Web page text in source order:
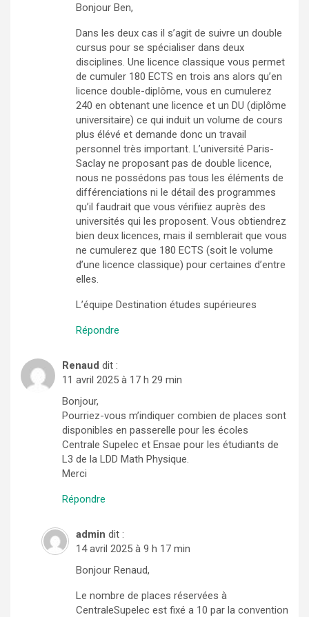
Bonjour Ben,
Dans les deux cas il s’agit de suivre un double
cursus pour se spécialiser dans deux
disciplines. Une licence classique vous permet
de cumuler 180 ECTS en trois ans alors qu’en
licence double-diplôme, vous en cumulerez
240 en obtenant une licence et un DU (diplôme
universitaire) ce qui induit un volume de cours
plus élévé et demande donc un travail
personnel très important. L’université Paris-
Saclay ne proposant pas de double licence,
nous ne possédons pas tous les éléments de
différenciations ni le détail des programmes
qu’il faudrait que vous vérifiiez auprès des
universités qui les proposent. Vous obtiendrez
bien deux licences, mais il semblerait que vous
ne cumulerez que 180 ECTS (soit le volume
d’une licence classique) pour certaines d’entre
elles.
L’équipe Destination études supérieures
Répondre
Renaud dit :
11 avril 2025 à 17 h 29 min
Bonjour,
Pourriez-vous m’indiquer combien de places sont
disponibles en passerelle pour les écoles
Centrale Supelec et Ensae pour les étudiants de
L3 de la LDD Math Physique.
Merci
Répondre
admin dit :
14 avril 2025 à 9 h 17 min
Bonjour Renaud,
Le nombre de places réservées à
CentraleSupelec est fixé a 10 par la convention